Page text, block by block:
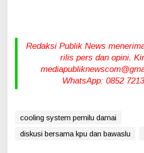
Redaksi Publik News
rilis pers dan opini.
WhatsApp: 0852
cooling system pemilu damai
diskusi bersama kpu dan bawaslu